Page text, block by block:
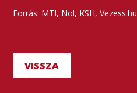
Forrás: MTI, Nol, KSH, Vezess.hu
VISSZA